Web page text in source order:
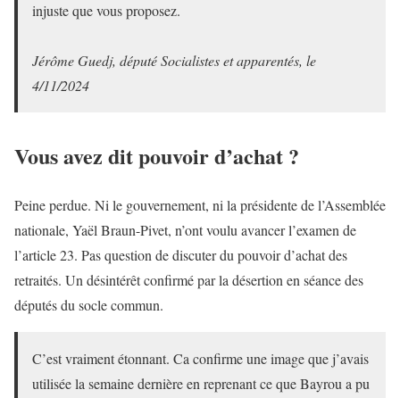
injuste que vous proposez.
Jérôme Guedj, député Socialistes et apparentés, le
4/11/2024
Vous avez dit pouvoir d’achat ?
Peine perdue. Ni le gouvernement, ni la présidente de l’Assemblée
nationale, Yaël Braun-Pivet, n’ont voulu avancer l’examen de
l’article 23. Pas question de discuter du pouvoir d’achat des
retraités. Un désintérêt confirmé par la désertion en séance des
députés du socle commun.
C’est vraiment étonnant. Ca confirme une image que j’avais
utilisée la semaine dernière en reprenant ce que Bayrou a pu